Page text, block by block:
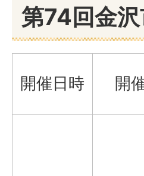
第74回金
開催日時 開